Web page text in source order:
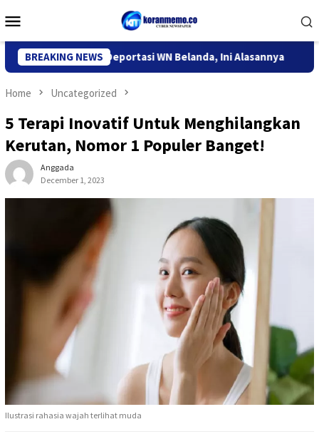
to
Menu
BREAKING NEWS
Kediri Deportasi WN Belanda, Ini Alasannya 9 Desa
Home Uncategorized
5 Terapi Inovatif Untuk Menghilangkan
Kerutan, Nomor 1 Populer Banget!
Anggada
December 1, 2023
Ilustrasi rahasia wajah terlihat muda